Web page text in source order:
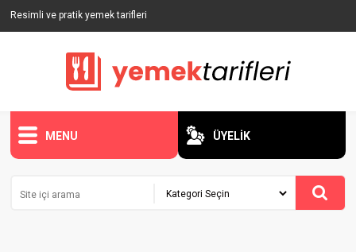
Resimli ve pratik yemek tarifleri
MENU ÜYELİK